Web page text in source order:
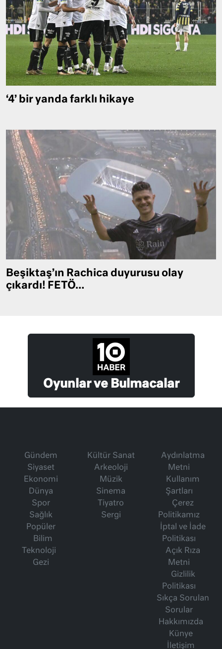
‘4’ bir yanda farklı hikaye
Beşiktaş’ın Rachica duyurusu olay
çıkardı! FETÖ…
Oyunlar ve Bulmacalar
Gündem
Siyaset
Ekonomi
Dünya
Spor
Sağlık
Popüler
Bilim
Teknoloji
Gezi
Kültür Sanat
Arkeoloji
Müzik
Sinema
Tiyatro
Sergi
Aydınlatma
Metni
Kullanım
Şartları
Çerez
Politikamız
İptal ve İade
Politikası
Açık Rıza
Metni
Gizlilik
Politikası
Sıkça Sorulan
Sorular
Hakkımızda
Künye
İletişim